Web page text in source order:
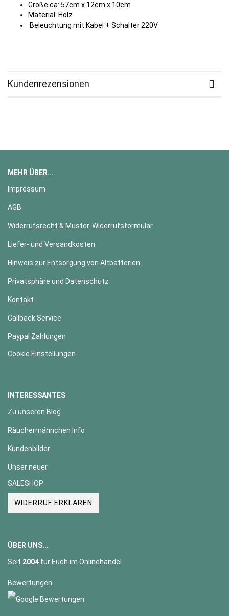
Größe ca: 57cm x 12cm x 10cm
Material: Holz
Beleuchtung mit Kabel + Schalter 220V
Kundenrezensionen
MEHR ÜBER...
Impressum
AGB
Widerrufsrecht & Muster-Widerrufsformular
Liefer- und Versandkosten
Hinweis zur Entsorgung von Altbatterien
Privatsphäre und Datenschutz
Kontakt
Callback Service
Paypal Zahlungen
Cookie Einstellungen
INTERESSANTES
Zu unseren Blog
Räuchermännchen Info
Kundenbilder
Unser neuer
SALESHOP
WIDERRUF ERKLÄREN
ÜBER UNS...
Seit 2004 für Euch im Onlinehandel.
Bewertungen